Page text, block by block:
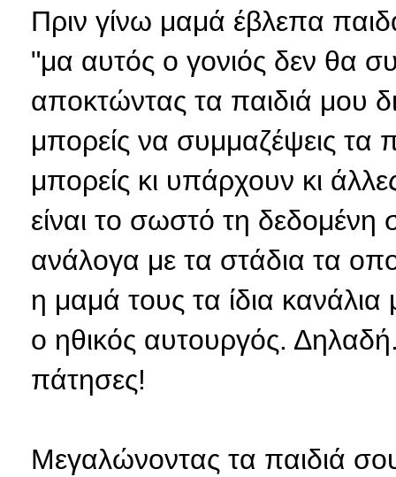
Πριν γίνω μαμά έβλεπα
"μα αυτός ο γονιός δεν θα
αποκτώντας τα παιδιά μου
μπορείς να συμμαζέψεις τα
μπορείς κι υπάρχουν κι
είναι το σωστό τη
ανάλογα με τα στάδια τα
η μαμά τους τα ίδια
ο ηθικός αυτουργός.
πάτησες!
Μεγαλώνοντας τα παιδιά